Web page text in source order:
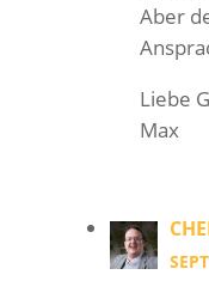
Aber
Liebe
Max